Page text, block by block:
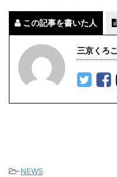
この記事を書いた人
三京くろこ
-NEWS